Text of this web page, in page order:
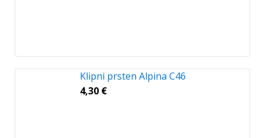
Klipni prsten Alpina C46
4,30 €